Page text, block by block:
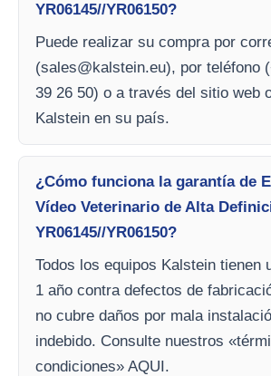
YR06145//YR06150?
Puede realizar su compra por
(sales@kalstein.eu), por teléfono
39 26 50) o a través del sitio web
Kalstein en su país.
¿Cómo funciona la garantía de
Vídeo Veterinario de Alta
YR06145//YR06150?
Todos los equipos Kalstein tienen
1 año contra defectos de
no cubre daños por mala
indebido. Consulte nuestros
condiciones» AQUI.